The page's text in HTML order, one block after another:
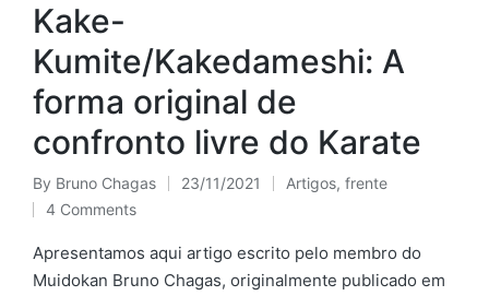
Kake-
Kumite/Kakedameshi: A
forma original de
confronto livre do Karate
Posted
by
By Bruno Chagas 23/11/2021
Posted
Artigos, frente
4 Comments
Apresentamos aqui artigo escrito pelo membro do
Muidokan Bruno Chagas, originalmente publicado em